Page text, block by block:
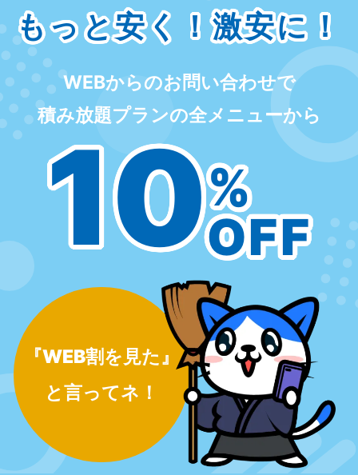
もっと安く！激安に！
WEBからのお問い合わせで
積み放題プランの全メニューから
10%
OFF
『WEB割を見た』
と言ってネ！